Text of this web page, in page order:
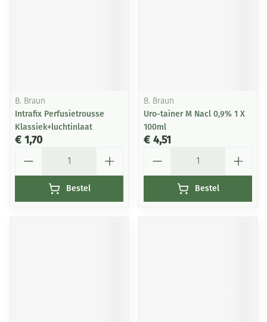
B. Braun
Intrafix Perfusietrousse
Klassiek+luchtinlaat
€ 1,70
Bestel
B. Braun
Uro-tainer M Nacl 0,9% 1 X
100ml
€ 4,51
Bestel